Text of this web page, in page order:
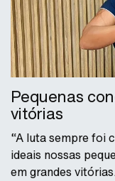
Pequenas
vitórias
“A luta sempre foi
ideais nossas
em grandes